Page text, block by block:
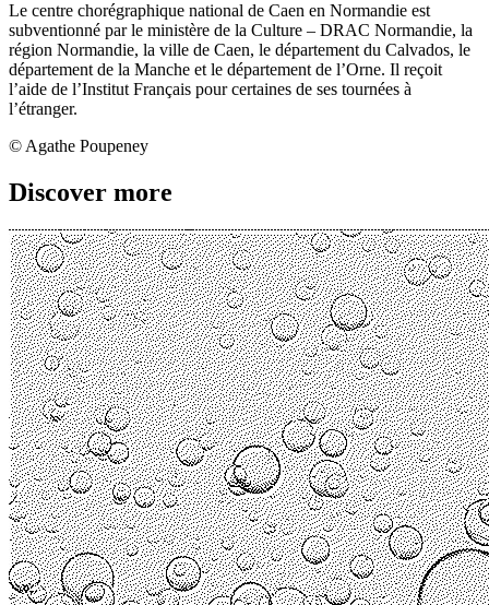
Le centre chorégraphique national de Caen en Normandie est
subventionné par le ministère de la Culture – DRAC Normandie, la
région Normandie, la ville de Caen, le département du Calvados, le
département de la Manche et le département de l’Orne. Il reçoit
l’aide de l’Institut Français pour certaines de ses tournées à
l’étranger.
© Agathe Poupeney
Discover more